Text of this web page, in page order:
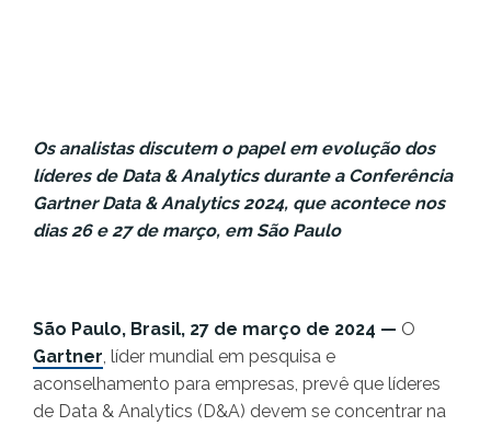
Os analistas discutem o papel em evolução dos
líderes de Data & Analytics durante a Conferência
Gartner Data & Analytics 2024, que acontece nos
dias 26 e 27 de março, em São Paulo
São Paulo, Brasil, 27 de março de 2024 — O
Gartner, líder mundial em pesquisa e
aconselhamento para empresas, prevê que líderes
de Data & Analytics (D&A) devem se concentrar na